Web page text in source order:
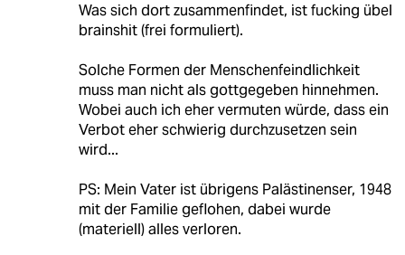
Was sich dort zusammenfindet, ist fucking übel
brainshit (frei formuliert).
Solche Formen der Menschenfeindlichkeit
muss man nicht als gottgegeben hinnehmen.
Wobei auch ich eher vermuten würde, dass ein
Verbot eher schwierig durchzusetzen sein
wird...
PS: Mein Vater ist übrigens Palästinenser, 1948
mit der Familie geflohen, dabei wurde
(materiell) alles verloren.